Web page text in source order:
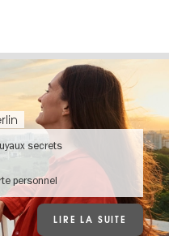
secrets
personnel
LIRE LA SUITE